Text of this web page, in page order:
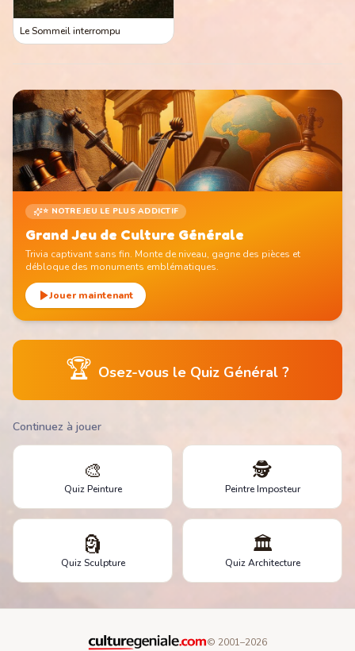
Le Sommeil interrompu
⭐ NOTRE JEU LE PLUS ADDICTIF
Grand Jeu de Culture Générale
Trivia captivant sans fin. Monte de niveau, gagne des pièces et
débloque des monuments emblématiques.
Jouer maintenant
🏆 Osez-vous le Quiz Général ?
Continuez à jouer
🎨
Quiz Peinture
🕵️
Peintre Imposteur
🗿
Quiz Sculpture
🏛️
Quiz Architecture
© 2001–2026